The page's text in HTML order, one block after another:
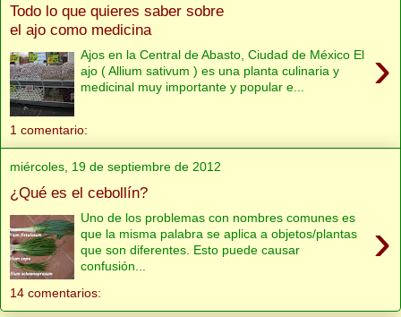
Todo lo que quieres saber sobre
el ajo como medicina
›
Ajos en la Central de Abasto, Ciudad de México El
ajo ( Allium sativum ) es una planta culinaria y
medicinal muy importante y popular e...
1 comentario:
miércoles, 19 de septiembre de 2012
¿Qué es el cebollín?
›
Uno de los problemas con nombres comunes es
que la misma palabra se aplica a objetos/plantas
que son diferentes. Esto puede causar
confusión...
14 comentarios: